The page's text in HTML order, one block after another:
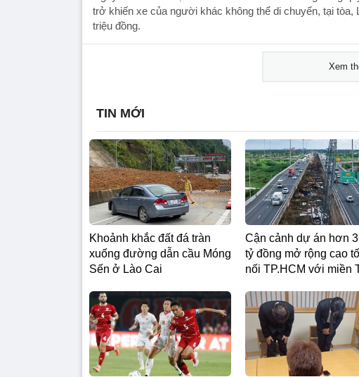
trở khiến xe của người khác không thể di chuyển, tại tòa,
triệu đồng.
Xem
TIN MỚI
Khoảnh khắc đất đá tràn
xuống đường dẫn cầu Móng
Sến ở Lào Cai
Cận cảnh dự án hơn
tỷ đồng mở rộng cao
nối TP.HCM với miền